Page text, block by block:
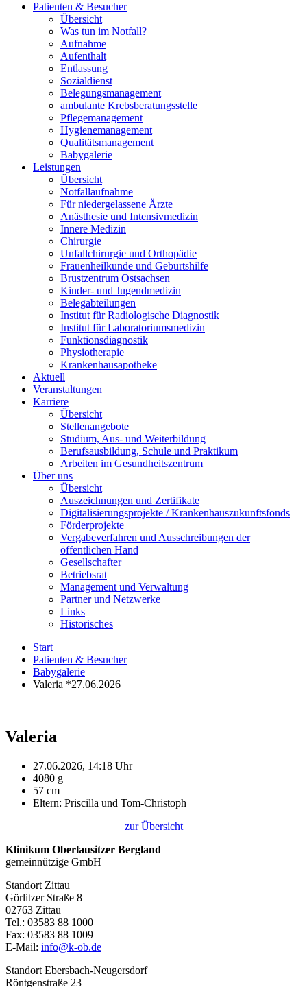
Patienten & Besucher
Übersicht
Was tun im Notfall?
Aufnahme
Aufenthalt
Entlassung
Sozialdienst
Belegungsmanagement
ambulante Krebsberatungsstelle
Pflegemanagement
Hygienemanagement
Qualitätsmanagement
Babygalerie
Leistungen
Übersicht
Notfallaufnahme
Für niedergelassene Ärzte
Anästhesie und Intensivmedizin
Innere Medizin
Chirurgie
Unfallchirurgie und Orthopädie
Frauenheilkunde und Geburtshilfe
Brustzentrum Ostsachsen
Kinder- und Jugendmedizin
Belegabteilungen
Institut für Radiologische Diagnostik
Institut für Laboratoriumsmedizin
Funktionsdiagnostik
Physiotherapie
Krankenhausapotheke
Aktuell
Veranstaltungen
Karriere
Übersicht
Stellenangebote
Studium, Aus- und Weiterbildung
Berufsausbildung, Schule und Praktikum
Arbeiten im Gesundheitszentrum
Über uns
Übersicht
Auszeichnungen und Zertifikate
Digitalisierungsprojekte / Krankenhauszukunftsfonds
Förderprojekte
Vergabeverfahren und Ausschreibungen der
öffentlichen Hand
Gesellschafter
Betriebsrat
Management und Verwaltung
Partner und Netzwerke
Links
Historisches
Start
Patienten & Besucher
Babygalerie
Valeria *27.06.2026
Valeria
27.06.2026, 14:18 Uhr
4080 g
57 cm
Eltern: Priscilla und Tom-Christoph
zur Übersicht
Klinikum Oberlausitzer Bergland
gemeinnützige GmbH
Standort Zittau
Görlitzer Straße 8
02763 Zittau
Tel.: 03583 88 1000
Fax: 03583 88 1009
E-Mail: info@k-ob.de
Standort Ebersbach-Neugersdorf
Röntgenstraße 23